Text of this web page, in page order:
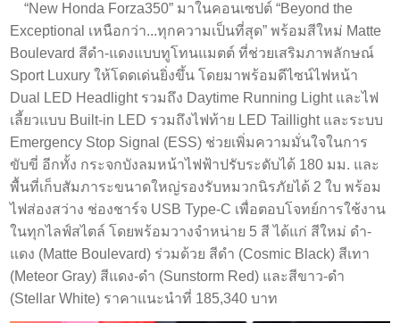
“New Honda Forza350” มาในคอนเซปต์ “Beyond the
Exceptional เหนือกว่า...ทุกความเป็นที่สุด” พร้อมสีใหม่ Matte
Boulevard สีดำ-แดงแบบทูโทนแมตต์ ที่ช่วยเสริมภาพลักษณ์
Sport Luxury ให้โดดเด่นยิ่งขึ้น โดยมาพร้อมดีไซน์ไฟหน้า
Dual LED Headlight รวมถึง Daytime Running Light และไฟ
เลี้ยวแบบ Built-in LED รวมถึงไฟท้าย LED Taillight และระบบ
Emergency Stop Signal (ESS) ช่วยเพิ่มความมั่นใจในการ
ขับขี่ อีกทั้ง กระจกบังลมหน้าไฟฟ้าปรับระดับได้ 180 มม. และ
พื้นที่เก็บสัมภาระขนาดใหญ่รองรับหมวกนิรภัยได้ 2 ใบ พร้อม
ไฟส่องสว่าง ช่องชาร์จ USB Type-C เพื่อตอบโจทย์การใช้งาน
ในทุกไลฟ์สไตล์ โดยพร้อมวางจำหน่าย 5 สี ได้แก่ สีใหม่ ดำ-
แดง (Matte Boulevard) ร่วมด้วย สีดำ (Cosmic Black) สีเทา
(Meteor Gray) สีแดง-ดำ (Sunstorm Red) และสีขาว-ดำ
(Stellar White) ราคาแนะนำที่ 185,340 บาท